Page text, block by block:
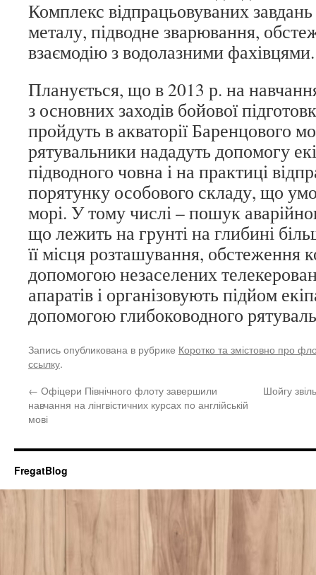
Комплекс відпрацьовуваних
металу, підводне зварювання,
взаємодію з водолазними фахівцями.
Планується, що в 2013 р. на
з основних заходів бойової
пройдуть в акваторії Баренцового
рятувальники нададуть допомогу
підводного човна і на практиці
порятунку особового складу, що
морі. У тому числі – пошук
що лежить на грунті на глибині
її місця розташування, обстеження
допомогою незаселених
апаратів і організовують підйом
допомогою глибоководного
Запись опубликована в рубрике Коротко та змістовно про
ссылку.
← Офіцери Північного флоту завершили
навчання на лінгвістичних курсах по англійській
мові
Шойгу
FregatBlog